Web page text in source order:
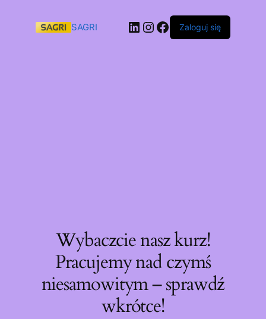
SAGRI Zaloguj się
Wybaczcie nasz kurz!
Pracujemy nad czymś
niesamowitym – sprawdź
wkrótce!